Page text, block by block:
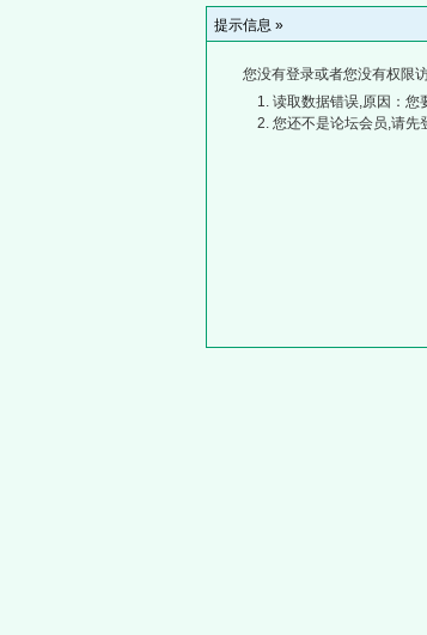
提示信息 »
您没有登录或者您没有权限
读取数据错误,原因：您
您还不是论坛会员,请先